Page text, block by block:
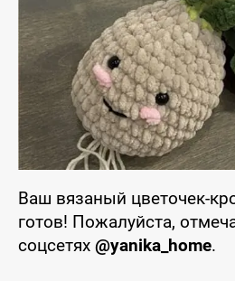
Ваш вязаный цветочек-
готов! Пожалуйста,
соцсетях @yanika_home.